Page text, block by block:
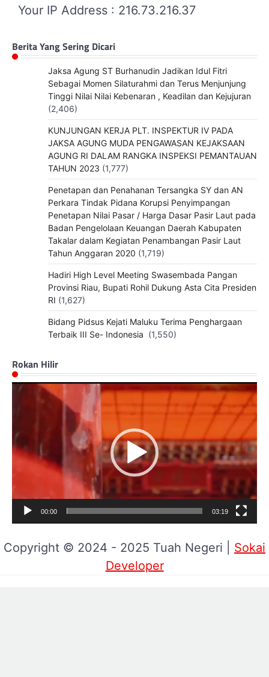
Your IP Address : 216.73.216.37
Berita Yang Sering Dicari
Jaksa Agung ST Burhanudin Jadikan Idul Fitri
Sebagai Momen Silaturahmi dan Terus Menjunjung
Tinggi Nilai Nilai Kebenaran , Keadilan dan Kejujuran
(2,406)
KUNJUNGAN KERJA PLT. INSPEKTUR IV PADA
JAKSA AGUNG MUDA PENGAWASAN KEJAKSAAN
AGUNG RI DALAM RANGKA INSPEKSI PEMANTAUAN
TAHUN 2023 (1,777)
Penetapan dan Penahanan Tersangka SY dan AN
Perkara Tindak Pidana Korupsi Penyimpangan
Penetapan Nilai Pasar / Harga Dasar Pasir Laut pada
Badan Pengelolaan Keuangan Daerah Kabupaten
Takalar dalam Kegiatan Penambangan Pasir Laut
Tahun Anggaran 2020 (1,719)
Hadiri High Level Meeting Swasembada Pangan
Provinsi Riau, Bupati Rohil Dukung Asta Cita Presiden
RI (1,627)
Bidang Pidsus Kejati Maluku Terima Penghargaan
Terbaik III Se- Indonesia (1,550)
Rokan Hilir
Pemutar
00:00 03:19
Copyright © 2024 - 2025 Tuah Negeri | Sokai
Developer